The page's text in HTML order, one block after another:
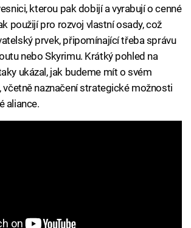
kterou pak dobijí a vyrabují o cenné
použijí pro rozvoj vlastní osady, což
prvek, připomínající třeba správu
nebo Skyrimu. Krátký pohled na
ukázal, jak budeme mít o svém
včetně naznačení strategické možnosti
aliance.